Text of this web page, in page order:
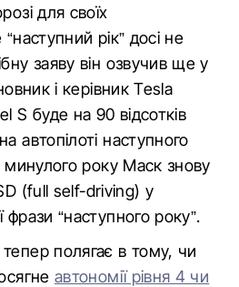
для своїх
рік” досі не
заяву він озвучив ще у
і керівник Tesla
S буде на 90 відсотків
автопілоті наступного
минулого року Маск знову
(full self-driving) у
фрази “наступного року”.
полягає в тому, чи
автономії рівня 4 чи